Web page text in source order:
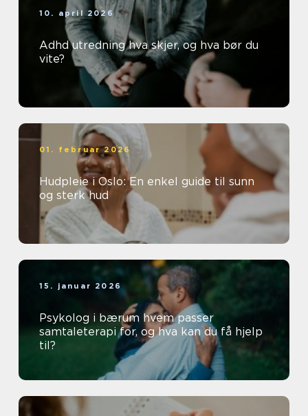
10. april 2026
Adhd utredning hva skjer, og hva bør du
vite?
01. februar 2026
Hudpleie i Oslo: En enkel guide til sunn
og sterk hud
15. januar 2026
Psykolog i bærum hvem passer
samtaleterapi for, og hva kan du få hjelp
til?